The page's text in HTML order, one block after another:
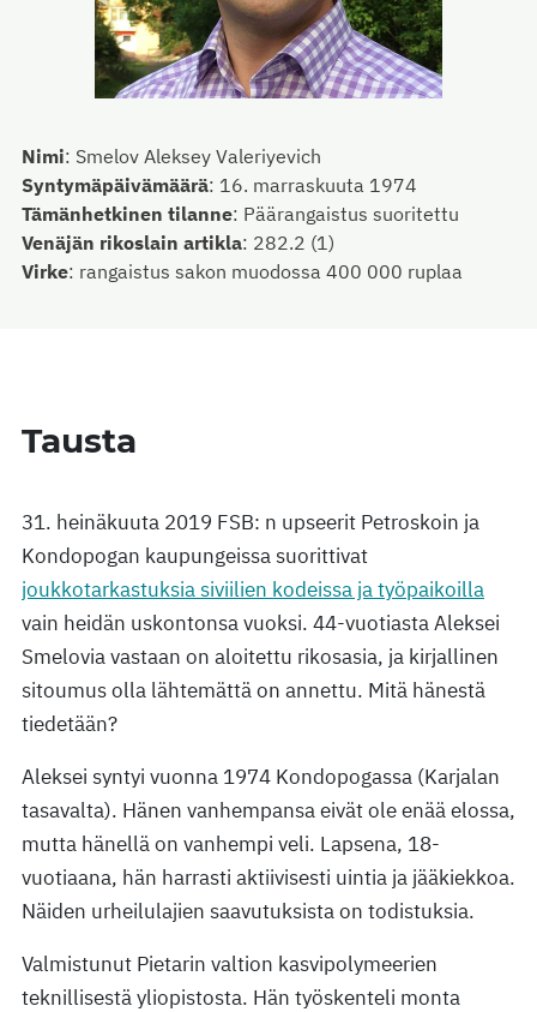
Nimi: Smelov Aleksey Valeriyevich
Syntymäpäivämäärä: 16. marraskuuta 1974
Tämänhetkinen tilanne: Päärangaistus suoritettu
Venäjän rikoslain artikla: 282.2 (1)
Virke: rangaistus sakon muodossa 400 000 ruplaa
Tausta
31. heinäkuuta 2019 FSB: n upseerit Petroskoin ja
Kondopogan kaupungeissa suorittivat
joukkotarkastuksia siviilien kodeissa ja työpaikoilla
vain heidän uskontonsa vuoksi. 44-vuotiasta Aleksei
Smelovia vastaan on aloitettu rikosasia, ja kirjallinen
sitoumus olla lähtemättä on annettu. Mitä hänestä
tiedetään?
Aleksei syntyi vuonna 1974 Kondopogassa (Karjalan
tasavalta). Hänen vanhempansa eivät ole enää elossa,
mutta hänellä on vanhempi veli. Lapsena, 18-
vuotiaana, hän harrasti aktiivisesti uintia ja jääkiekkoa.
Näiden urheilulajien saavutuksista on todistuksia.
Valmistunut Pietarin valtion kasvipolymeerien
teknillisestä yliopistosta. Hän työskenteli monta